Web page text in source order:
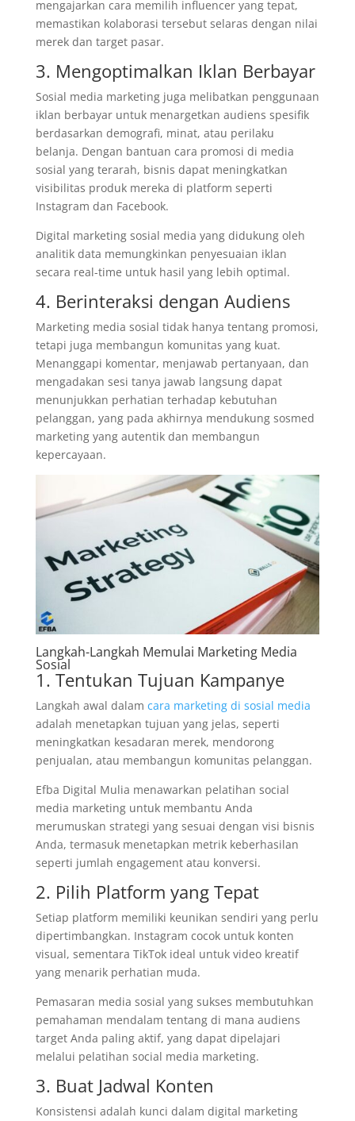
mengajarkan cara memilih influencer yang tepat,
memastikan kolaborasi tersebut selaras dengan nilai
merek dan target pasar.
3. Mengoptimalkan Iklan Berbayar
Sosial media marketing juga melibatkan penggunaan
iklan berbayar untuk menargetkan audiens spesifik
berdasarkan demografi, minat, atau perilaku
belanja. Dengan bantuan cara promosi di media
sosial yang terarah, bisnis dapat meningkatkan
visibilitas produk mereka di platform seperti
Instagram dan Facebook.
Digital marketing sosial media yang didukung oleh
analitik data memungkinkan penyesuaian iklan
secara real-time untuk hasil yang lebih optimal.
4. Berinteraksi dengan Audiens
Marketing media sosial tidak hanya tentang promosi,
tetapi juga membangun komunitas yang kuat.
Menanggapi komentar, menjawab pertanyaan, dan
mengadakan sesi tanya jawab langsung dapat
menunjukkan perhatian terhadap kebutuhan
pelanggan, yang pada akhirnya mendukung sosmed
marketing yang autentik dan membangun
kepercayaan.
Langkah-Langkah Memulai Marketing Media
Sosial
1. Tentukan Tujuan Kampanye
Langkah awal dalam cara marketing di sosial media
adalah menetapkan tujuan yang jelas, seperti
meningkatkan kesadaran merek, mendorong
penjualan, atau membangun komunitas pelanggan.
Efba Digital Mulia menawarkan pelatihan social
media marketing untuk membantu Anda
merumuskan strategi yang sesuai dengan visi bisnis
Anda, termasuk menetapkan metrik keberhasilan
seperti jumlah engagement atau konversi.
2. Pilih Platform yang Tepat
Setiap platform memiliki keunikan sendiri yang perlu
dipertimbangkan. Instagram cocok untuk konten
visual, sementara TikTok ideal untuk video kreatif
yang menarik perhatian muda.
Pemasaran media sosial yang sukses membutuhkan
pemahaman mendalam tentang di mana audiens
target Anda paling aktif, yang dapat dipelajari
melalui pelatihan social media marketing.
3. Buat Jadwal Konten
Konsistensi adalah kunci dalam digital marketing